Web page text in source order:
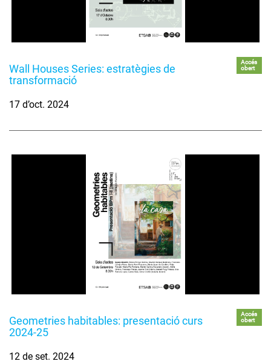
Wall Houses Series: estratègies de
transformació
Accés
obert
17 d’oct. 2024
Geometries habitables: presentació curs
2024-25
Accés
obert
12 de set. 2024